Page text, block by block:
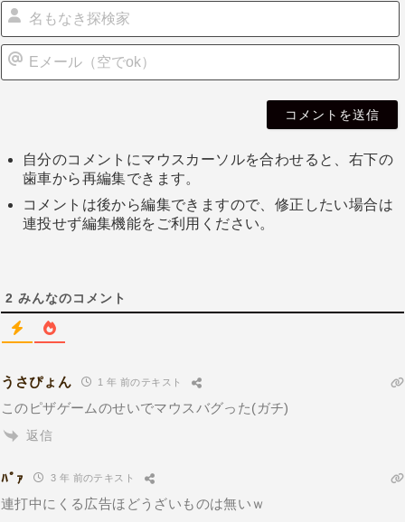
自分のコメントにマウスカーソルを合わせると、右下の
歯車から再編集できます。
コメントは後から編集できますので、修正したい場合は
連投せず編集機能をご利用ください。
2 みんなのコメント
うさぴょん 1 年 前のテキスト
このピザゲームのせいでマウスバグった(ガチ)
返信
ﾊﾟｧ 3 年 前のテキスト
連打中にくる広告ほどうざいものは無いｗ